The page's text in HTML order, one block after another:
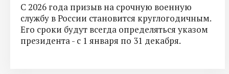
С 2026 года призыв на срочную военную
службу в России становится круглогодичным.
Его сроки будут всегда определяться указом
президента - с 1 января по 31 декабря.